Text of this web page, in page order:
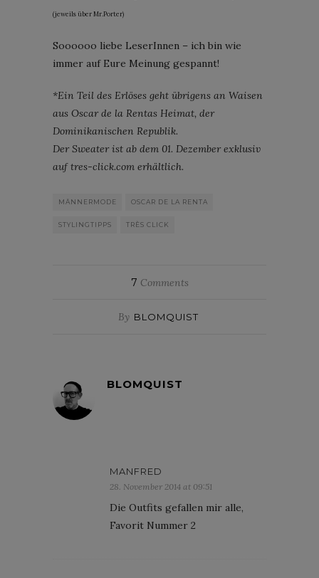
(jeweils über Mr.Porter)
Soooooo liebe LeserInnen – ich bin wie
immer auf Eure Meinung gespannt!
*Ein Teil des Erlöses geht übrigens an Waisen
aus Oscar de la Rentas Heimat, der
Dominikanischen Republik.
Der Sweater ist ab dem 01. Dezember exklusiv
auf tres-click.com erhältlich.
MÄNNERMODE OSCAR DE LA RENTA
STYLINGTIPPS TRÈS CLICK
7 Comments
By BLOMQUIST
BLOMQUIST
MANFRED
28. November 2014 at 09:51
Die Outfits gefallen mir alle,
Favorit Nummer 2